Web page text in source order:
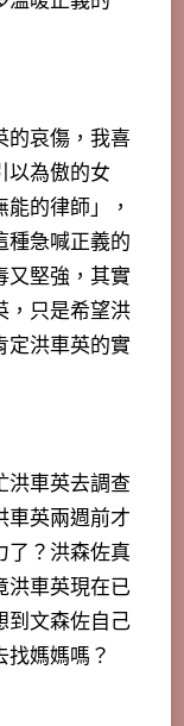
的哀傷，我喜
以為傲的女
的律師」，
種急喊正義的
又堅強，其實
，只是希望洪
定洪車英的實
洪車英去調查
車英兩週前才
了？洪森佐真
洪車英現在已
到文森佐自己
媽媽嗎？